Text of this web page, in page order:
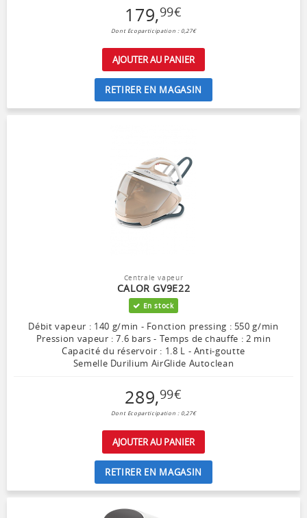
179,99€
Dont Ecoparticipation : 0,27€
AJOUTER AU PANIER
RETIRER EN MAGASIN
Centrale vapeur
CALOR GV9E22
En stock
Débit vapeur : 140 g/min - Fonction pressing : 550 g/min
Pression vapeur : 7.6 bars - Temps de chauffe : 2 min
Capacité du réservoir : 1.8 L - Anti-goutte
Semelle Durilium AirGlide Autoclean
289,99€
Dont Ecoparticipation : 0,27€
AJOUTER AU PANIER
RETIRER EN MAGASIN